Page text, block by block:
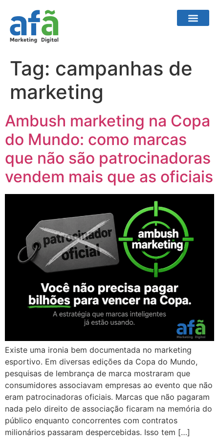
Tag: campanhas de
marketing
Ambush marketing na Copa
do Mundo: como marcas
que não são patrocinadoras
vendem mais que as oficiais
Existe uma ironia bem documentada no marketing
esportivo. Em diversas edições da Copa do Mundo,
pesquisas de lembrança de marca mostraram que
consumidores associavam empresas ao evento que não
eram patrocinadoras oficiais. Marcas que não pagaram
nada pelo direito de associação ficaram na memória do
público enquanto concorrentes com contratos
milionários passaram despercebidas. Isso tem […]